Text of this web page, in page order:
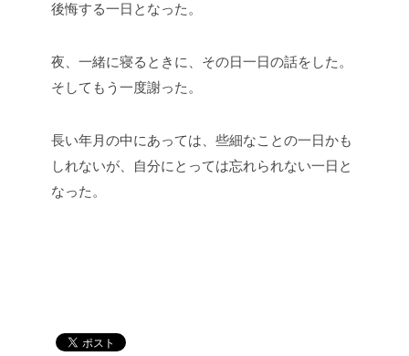
後悔する一日となった。
夜、一緒に寝るときに、その日一日の話をした。
そしてもう一度謝った。
長い年月の中にあっては、些細なことの一日かも
しれないが、自分にとっては忘れられない一日と
なった。